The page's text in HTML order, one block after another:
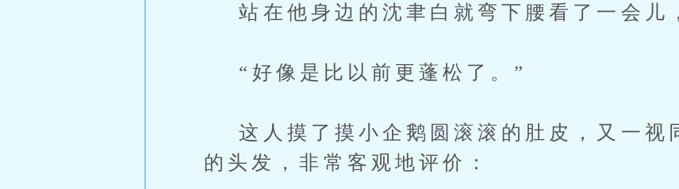
站在他身边的沈聿白就弯下腰看了一会儿
“好像是比以前更蓬松了。”
这人摸了摸小企鹅圆滚滚的肚皮，又一视
的头发，非常客观地评价：